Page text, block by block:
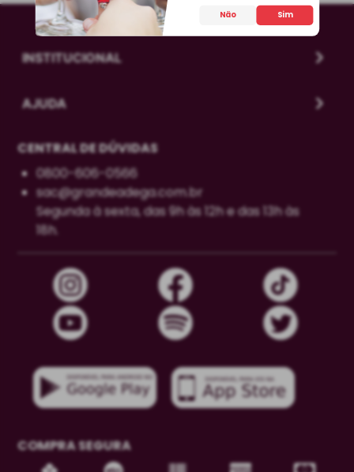
INSTITUCIONAL
AJUDA
CENTRAL DE DÚVIDAS
0800-606-0566
sac@grandeadega.com.br
Segunda à sexta, das 9h às 12h e das 13h às
18h.
COMPRA SEGURA
Não Sim